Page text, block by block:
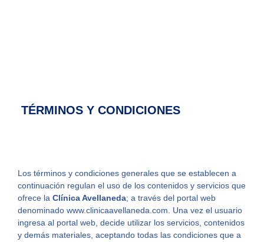
TÉRMINOS Y CONDICIONES
Los términos y condiciones generales que se establecen a
continuación regulan el uso de los contenidos y servicios que
ofrece la Clínica Avellaneda; a través del portal web
denominado www.clinicaavellaneda.com. Una vez el usuario
ingresa al portal web, decide utilizar los servicios, contenidos
y demás materiales, aceptando todas las condiciones que a